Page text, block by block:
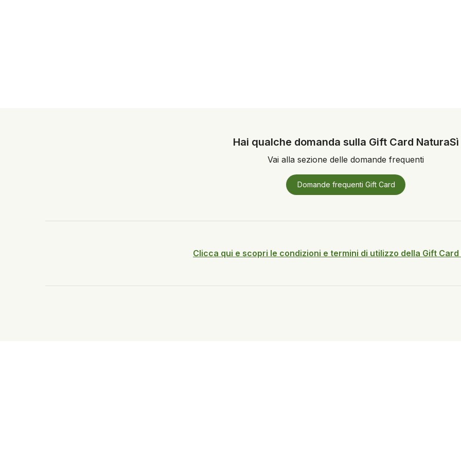
Hai qualche domanda sulla Gift Card NaturaSì
Vai alla sezione delle domande frequenti
Domande frequenti Gift Card
Clicca qui e scopri le condizioni e termini di utilizzo della Gift Card